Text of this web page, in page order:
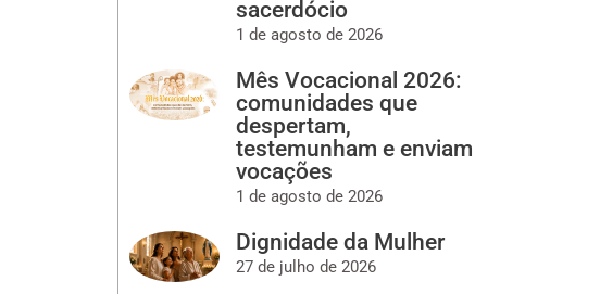
sacerdócio
1 de agosto de 2026
Mês Vocacional 2026:
comunidades que
despertam,
testemunham e enviam
vocações
1 de agosto de 2026
Dignidade da Mulher
27 de julho de 2026